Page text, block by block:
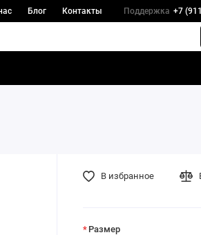
Блог Контакты Поддержка +7
В избранное
Размер